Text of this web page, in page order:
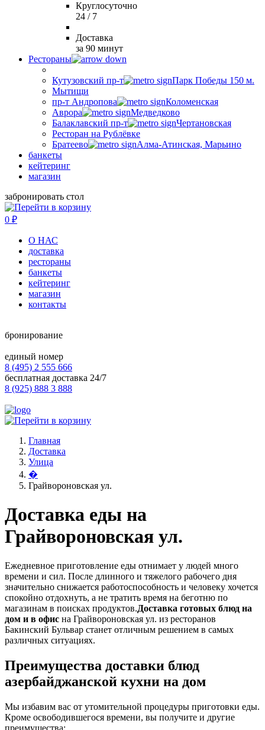
Круглосуточно
24 / 7
Доставка
за 90 минут
Рестораны
Кутузовский пр-т
Парк Победы 150 м.
Мытищи
пр-т Андропова
Коломенская
Аврора
Медведково
Балаклавский пр-т
Чертановская
Ресторан на Рублёвке
Братеево
Алма-Атинская, Марьино
банкеты
кейтеринг
магазин
забронировать стол
0 ₽
О НАС
доставка
рестораны
банкеты
кейтеринг
магазин
контакты
бронирование
единый номер
8 (495) 2 555 666
бесплатная доставка 24/7
8 (925) 888 3 888
Главная
Доставка
Улица
�
Грайвороновская ул.
Доставка еды на
Грайвороновская ул.
Ежедневное приготовление еды отнимает у людей много
времени и сил. После длинного и тяжелого рабочего дня
значительно снижается работоспособность и человеку хочется
спокойно отдохнуть, а не тратить время на беготню по
магазинам в поисках продуктов.Доставка готовых блюд на
дом и в офис на Грайвороновская ул. из ресторанов
Бакинский Бульвар станет отличным решением в самых
различных ситуациях.
Преимущества доставки блюд
азербайджанской кухни на дом
Мы избавим вас от утомительной процедуры приготовки еды.
Кроме освободившегося времени, вы получите и другие
преимущества: